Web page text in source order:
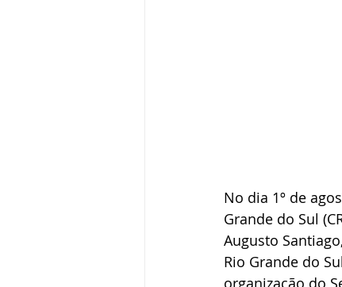
No dia 1º de
Grande do Sul
Augusto
Rio Grande do
organização do